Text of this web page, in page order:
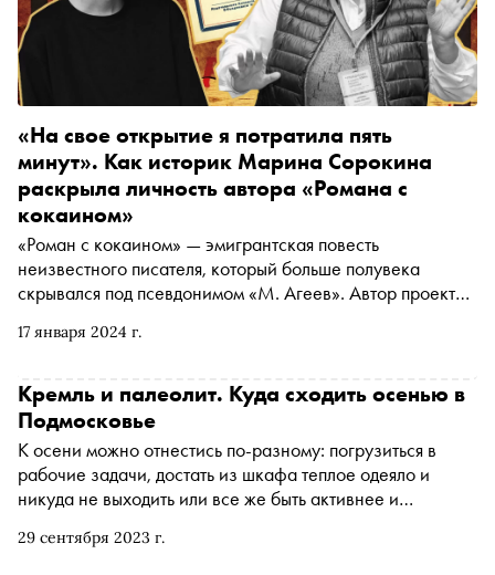
17 января 2024 г.
«На свое открытие я потратила пять
минут». Как историк Марина Сорокина
раскрыла личность автора «Романа с
кокаином»
«Роман с кокаином» — эмигрантская повесть
неизвестного писателя, который больше полувека
скрывался под псевдонимом «М. Агеев». Автор проекта
Мариной Сорокиной о том, как в начале 1990-х она
кокаином»
29 сентября 2023 г.
Кремль и палеолит. Куда сходить осенью в
Подмосковье
К осени можно отнестись по-разному: погрузиться в
рабочие задачи, достать из шкафа теплое одеяло и
никуда не выходить или все же быть активнее и
дома. Если в Москве уже все изучено вдоль и поперек, в